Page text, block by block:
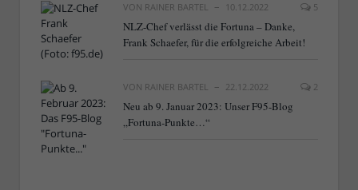
VON RAINER BARTEL 10.12.2022 5
NLZ-Chef verlässt die Fortuna – Danke,
Frank Schaefer, für die erfolgreiche Arbeit!
VON RAINER BARTEL 22.12.2022 2
Neu ab 9. Januar 2023: Unser F95-Blog
„Fortuna-Punkte…“